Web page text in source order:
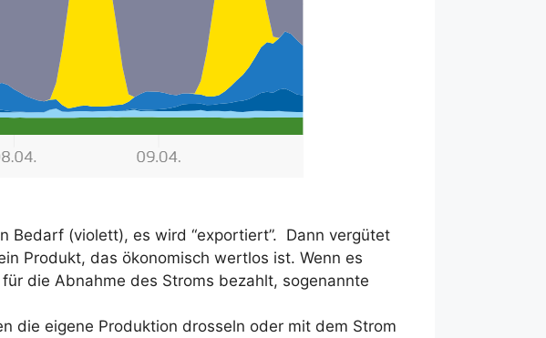
Bedarf (violett), es wird “exportiert”. Dann vergütet
Produkt, das ökonomisch wertlos ist. Wenn es
die Abnahme des Stroms bezahlt, sogenannte
die eigene Produktion drosseln oder mit dem Strom